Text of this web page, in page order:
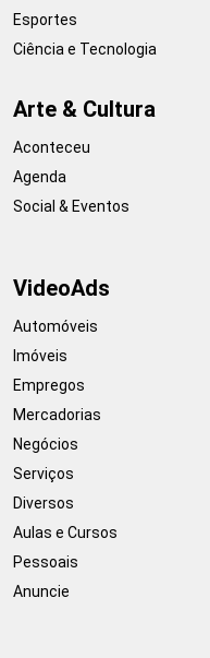
Esportes
Ciência e Tecnologia
Arte & Cultura
Aconteceu
Agenda
Social & Eventos
VideoAds
Automóveis
Imóveis
Empregos
Mercadorias
Negócios
Serviços
Diversos
Aulas e Cursos
Pessoais
Anuncie